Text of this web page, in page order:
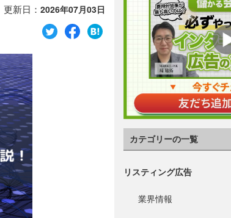
更新日： 2026年07月03日
カテゴリーの一覧
リスティング広告
業界情報